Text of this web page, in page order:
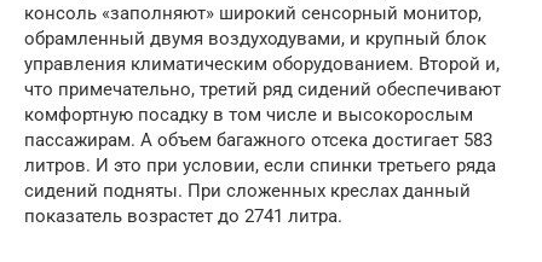
консоль «заполняют» широкий сенсорный монитор,
обрамленный двумя воздуходувами, и крупный блок
управления климатическим оборудованием. Второй и,
что примечательно, третий ряд сидений обеспечивают
комфортную посадку в том числе и высокорослым
пассажирам. А объем багажного отсека достигает 583
литров. И это при условии, если спинки третьего ряда
сидений подняты. При сложенных креслах данный
показатель возрастет до 2741 литра.